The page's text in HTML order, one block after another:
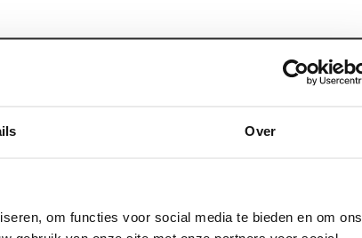
Over
om functies voor social media te bieden en om ons